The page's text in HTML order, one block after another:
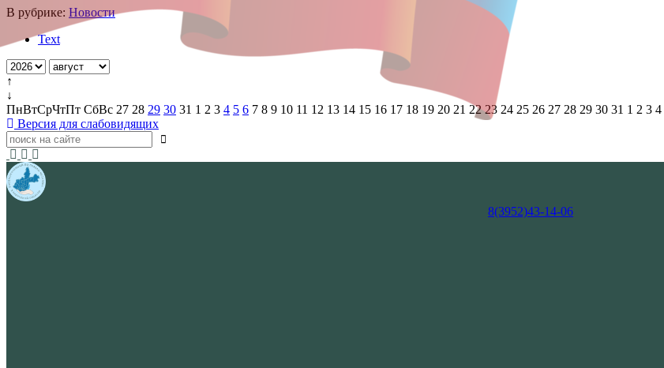
В рубрике: Новости
Text
↑
↓
ПнВтСрЧтПт СбВс 27 28 29 30 31 1 2 3 4 5 6 7 8 9 10 11 12 13 14 15 16 17 18 19 20 21 22 23 24 25 26 27 28 29 30 31 1 2 3 4
Версия для слабовидящих
8(3952)43-14-06